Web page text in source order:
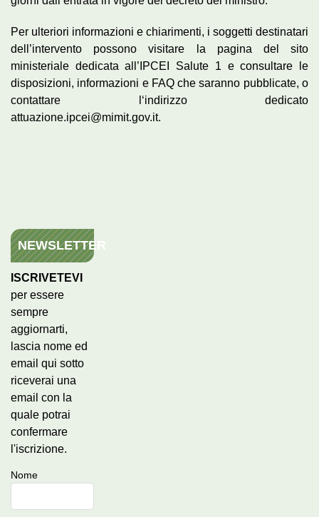
Per ulteriori informazioni e chiarimenti, i soggetti destinatari
dell’intervento possono visitare la pagina del sito
ministeriale dedicata all’IPCEI Salute 1 e consultare le
disposizioni, informazioni e FAQ che saranno pubblicate, o
contattare l‘indirizzo dedicato
attuazione.ipcei@mimit.gov.it.
NEWSLETTER
ISCRIVETEVI
per essere
sempre
aggiornarti,
lascia nome ed
email qui sotto
riceverai una
email con la
quale potrai
confermare
l'iscrizione.
Nome